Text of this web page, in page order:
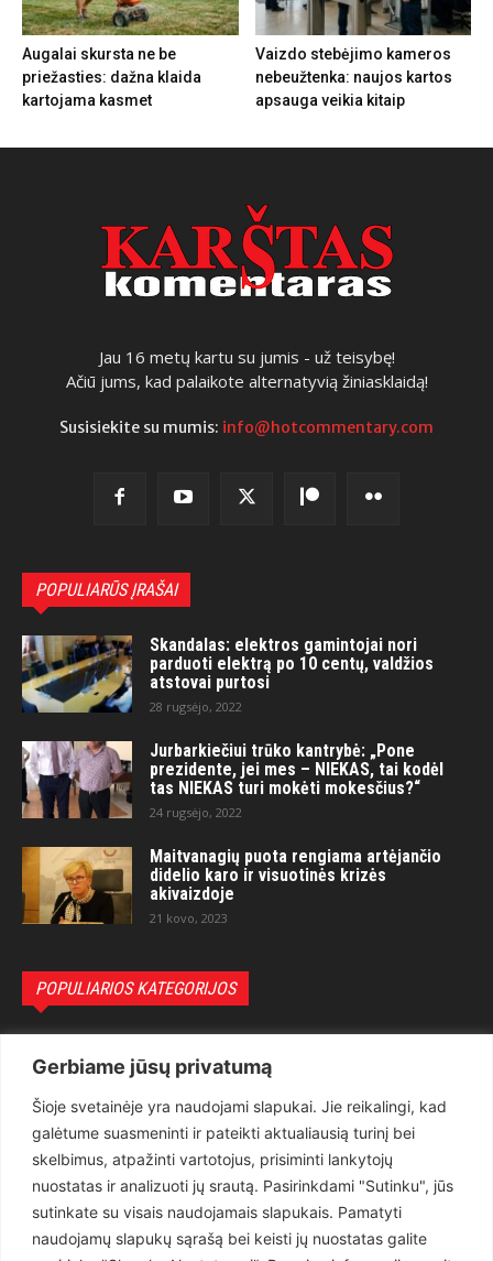
Gerbiame jūsų privatumą
Šioje svetainėje yra naudojami slapukai. Jie reikalingi, kad
galėtume suasmeninti ir pateikti aktualiausią turinį bei
skelbimus, atpažinti vartotojus, prisiminti lankytojų
nuostatas ir analizuoti jų srautą. Pasirinkdami "Sutinku", jūs
sutinkate su visais naudojamais slapukais. Pamatyti
naudojamų slapukų sąrašą bei keisti jų nuostatas galite
Augalai skursta ne be
priežasties: dažna klaida
kartojama kasmet
Vaizdo stebėjimo kameros
nebeužtenka: naujos kartos
apsauga veikia kitaip
Jau 16 metų kartu su jumis - už teisybę!
Ačiū jums, kad palaikote alternatyvią žiniasklaidą!
Susisiekite su mumis: info@hotcommentary.com
POPULIARŪS ĮRAŠAI
Skandalas: elektros gamintojai nori
parduoti elektrą po 10 centų, valdžios
atstovai purtosi
28 rugsėjo, 2022
Jurbarkiečiui trūko kantrybė: „Pone
prezidente, jei mes – NIEKAS, tai kodėl
tas NIEKAS turi mokėti mokesčius?“
24 rugsėjo, 2022
Maitvanagių puota rengiama artėjančio
didelio karo ir visuotinės krizės
akivaizdoje
21 kovo, 2023
POPULIARIOS KATEGORIJOS
Teisėsauga
1497
Aktualu
Lietuva
619
Pasaulis
Статьи на русском